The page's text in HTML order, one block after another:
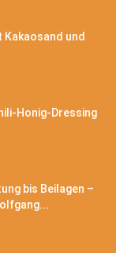
Kakaosand und
Honig-Dressing
bis Beilagen –